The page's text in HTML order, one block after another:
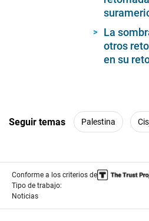
La
otros
en su
Seguir temas Palestina
Conforme a los criterios de
Tipo de trabajo:
Noticias